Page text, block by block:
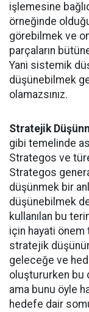
işlemesine
örneğinde
görebilmek ve
parçaların
Yani sistemik
düşünebilmek
olamazsınız.
Stratejik
gibi temelinde
Strategos ve
Strategos
düşünmek bir
düşünebilmek
kullanılan bu
için hayati önem
stratejik
geleceğe ve
oluştururken bu
ama bunu öyle
hedefe dair